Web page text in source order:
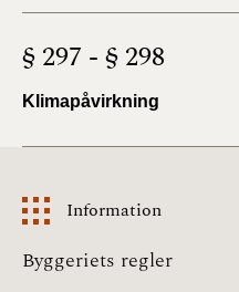
§ 297 - § 298
Klimapåvirkning
Information
Information
Byggeriets regler